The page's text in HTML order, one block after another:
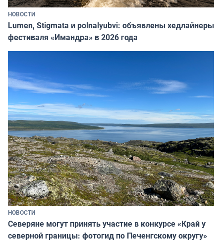
НОВОСТИ
Lumen, Stigmata и polnalyubvi: объявлены хедлайнеры
фестиваля «Имандра» в 2026 года
НОВОСТИ
Северяне могут принять участие в конкурсе «Край у
северной границы: фотогид по Печенгскому округу»